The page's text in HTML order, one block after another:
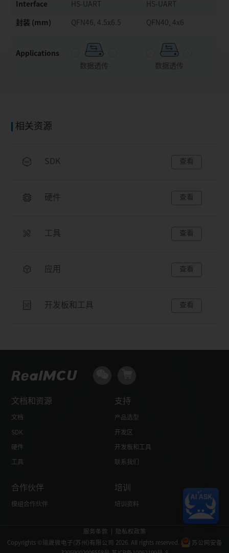
Interface HS-UART HS-UART
封装 (mm) QFN46, 4.5x6.5 QFN40, 4x6
Applications
数据透传
数据透传
相关资源
SDK 查看
硬件 查看
工具 查看
应用 查看
开发板和工具 查看
文档和资源
文档
SDK
硬件
工具
支持
产品选型
开发区
开发板和工具
联系我们
合作伙伴
模组合作伙伴
培训
培训资料
服务条款
隐私权政策
Copyrights ©瑞晟微电子(苏州)有限公司 2026. All rights reserved.
苏公网安备